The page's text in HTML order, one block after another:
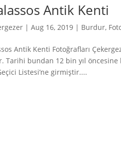
Antik Kenti
|Aug 16, 2019 | Burdur,
Antik Kenti Fotoğrafları
Tarihi bundan 12 bin yıl öncesine
Listesi’ne girmiştir....